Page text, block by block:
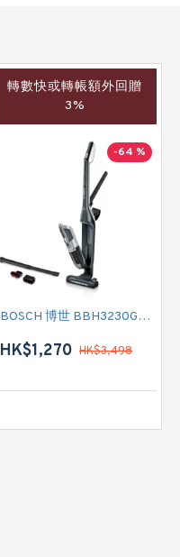
轉數快或轉帳額外回贈
3%
-64 %
BOSCH 博世 BBH3230GB 無線吸塵機
HK$1,270 HK$3,498